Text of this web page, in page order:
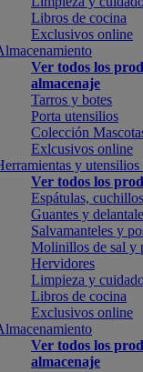
Libros de cocina
Exclusivos online
Ver todos los
almacenaje
Tarros y botes
Porta utensilios
Colección
Exlcusivos online
y utensilios
Ver todos los
Espátulas,
Guantes y
Salvamanteles y
Molinillos de sal y
Hervidores
Limpieza y
Libros de cocina
Exclusivos online
Ver todos los
almacenaje